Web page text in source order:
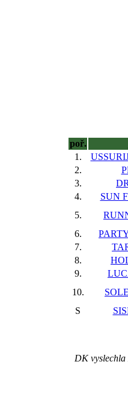
poř.
1.
2.
3.
4.
SUN
5.
6.
7.
8.
9.
10.
S
DK vyslechla